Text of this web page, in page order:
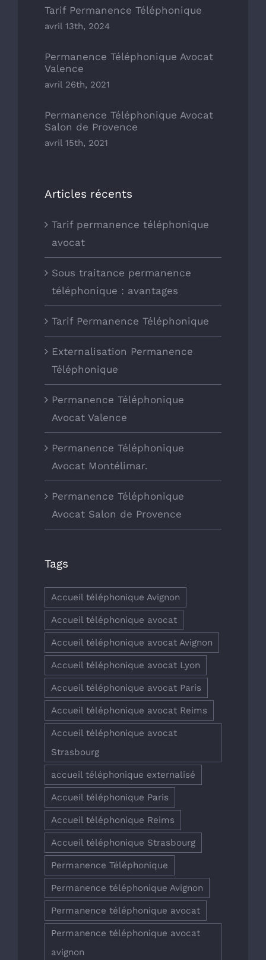
Tarif Permanence Téléphonique
avril 13th, 2024
Permanence Téléphonique Avocat
Valence
avril 26th, 2021
Permanence Téléphonique Avocat
Salon de Provence
avril 15th, 2021
Articles récents
Tarif permanence téléphonique
avocat
Sous traitance permanence
téléphonique : avantages
Tarif Permanence Téléphonique
Externalisation Permanence
Téléphonique
Permanence Téléphonique
Avocat Valence
Permanence Téléphonique
Avocat Montélimar.
Permanence Téléphonique
Avocat Salon de Provence
Tags
Accueil téléphonique Avignon
Accueil téléphonique avocat
Accueil téléphonique avocat Avignon
Accueil téléphonique avocat Lyon
Accueil téléphonique avocat Paris
Accueil téléphonique avocat Reims
Accueil téléphonique avocat
Strasbourg
accueil téléphonique externalisé
Accueil téléphonique Paris
Accueil téléphonique Reims
Accueil téléphonique Strasbourg
Permanence Téléphonique
Permanence téléphonique Avignon
Permanence téléphonique avocat
Permanence téléphonique avocat
avignon